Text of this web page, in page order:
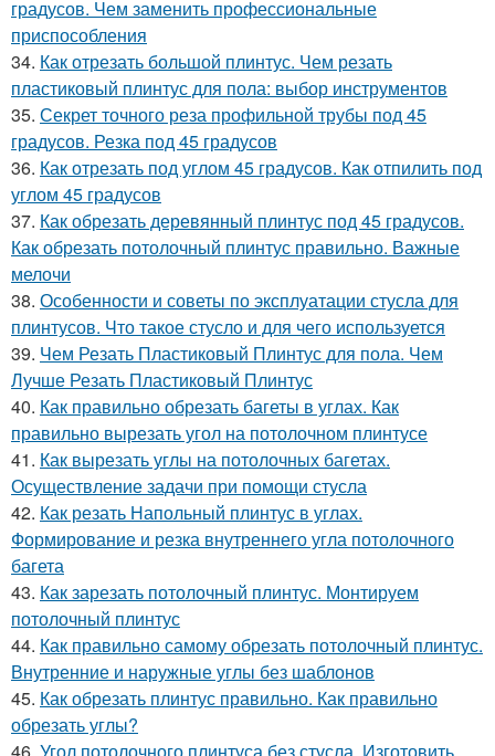
градусов. Чем заменить профессиональные
приспособления
34. Как отрезать большой плинтус. Чем резать
пластиковый плинтус для пола: выбор инструментов
35. Секрет точного реза профильной трубы под 45
градусов. Резка под 45 градусов
36. Как отрезать под углом 45 градусов. Как отпилить под
углом 45 градусов
37. Как обрезать деревянный плинтус под 45 градусов.
Как обрезать потолочный плинтус правильно. Важные
мелочи
38. Особенности и советы по эксплуатации стусла для
плинтусов. Что такое стусло и для чего используется
39. Чем Резать Пластиковый Плинтус для пола. Чем
Лучше Резать Пластиковый Плинтус
40. Как правильно обрезать багеты в углах. Как
правильно вырезать угол на потолочном плинтусе
41. Как вырезать углы на потолочных багетах.
Осуществление задачи при помощи стусла
42. Как резать Напольный плинтус в углах.
Формирование и резка внутреннего угла потолочного
багета
43. Как зарезать потолочный плинтус. Монтируем
потолочный плинтус
44. Как правильно самому обрезать потолочный плинтус.
Внутренние и наружные углы без шаблонов
45. Как обрезать плинтус правильно. Как правильно
обрезать углы?